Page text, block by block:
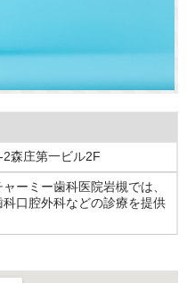
森庄第一ビル2F
ーミー歯科医院岩槻では、
口腔外科などの診療を提供